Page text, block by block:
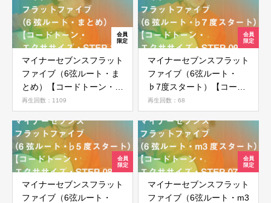
マイナーセブンスフラット
ファイブ（6弦ルート・ま
とめ）【コードトーン・エ
クササイズ・STEP 10】
再生回数：1109
マイナーセブンスフラット
ファイブ（6弦ルート・
♭7度スタート）【コード
トーン・エクササイズ・
STEP 09】
再生回数：68
マイナーセブンスフラット
ファイブ（6弦ルート・
マイナーセブンスフラット
ファイブ（6弦ルート・m3